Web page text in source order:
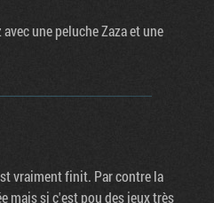
une peluche Zaza et une
vraiment finit. Par contre la
mais si c'est pou des jeux très